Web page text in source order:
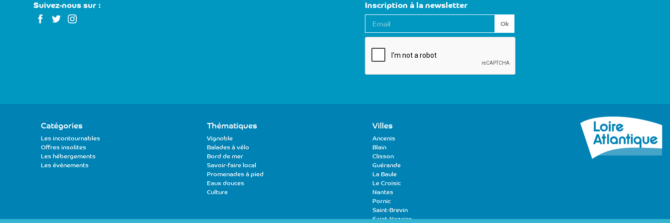
Suivez-nous sur : Inscription à la newsletter
E
m
Catégories
Les incontournables
Offres insolites
Les hébergements
Les événements
Thématiques
Vignoble
Balades à vélo
Bord de mer
Savoir-faire local
Promenades à pied
Eaux douces
Culture
Villes
Ancenis
Blain
Clisson
Guérande
La Baule
Le Croisic
Nantes
Pornic
Saint-Brevin
Saint-Nazaire